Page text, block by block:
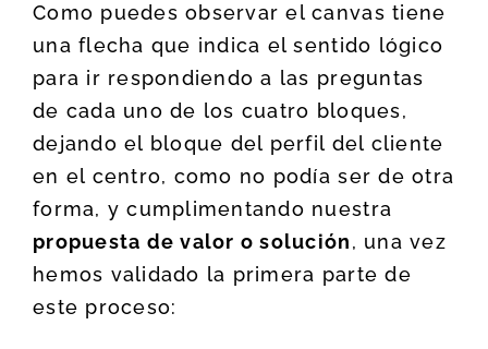
Como puedes observar el canvas tiene
una flecha que indica el sentido lógico
para ir respondiendo a las preguntas
de cada uno de los cuatro bloques,
dejando el bloque del perfil del cliente
en el centro, como no podía ser de otra
forma, y cumplimentando nuestra
propuesta de valor o solución, una vez
hemos validado la primera parte de
este proceso: